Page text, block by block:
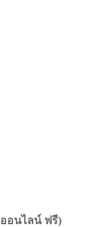
ออนไลน์ ฟรี)